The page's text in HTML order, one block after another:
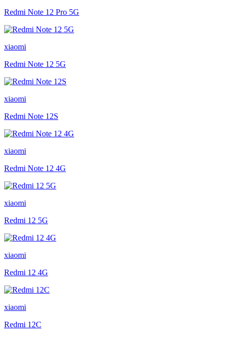
Redmi Note 12 Pro 5G
xiaomi
Redmi Note 12 5G
xiaomi
Redmi Note 12S
xiaomi
Redmi Note 12 4G
xiaomi
Redmi 12 5G
xiaomi
Redmi 12 4G
xiaomi
Redmi 12C